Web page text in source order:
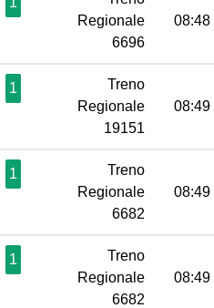
Regionale
6696
08:48
1
Treno
Regionale
19151
08:49
1
Treno
Regionale
6682
08:49
1
Treno
Regionale
6682
08:49